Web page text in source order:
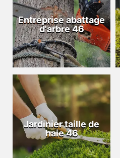
Entreprise abattage
d'arbre 46
Jardinier taille de
haie 46